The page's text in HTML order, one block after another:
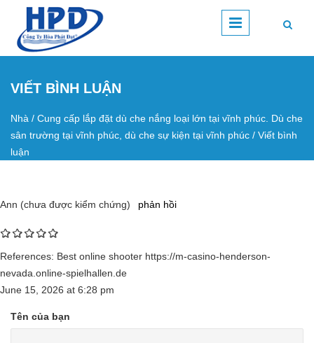
Nhảy đến nội dung
VIẾT BÌNH LUẬN
Bạn đang ở đây
Nhà / Cung cấp lắp đặt dù che nắng loại lớn tại vĩnh phúc. Dù che
sân trường tại vĩnh phúc, dù che sự kiện tại vĩnh phúc / Viết bình
luận
Ann (chưa được kiểm chứng) phản hồi
References: Best online shooter https://m-casino-henderson-
nevada.online-spielhallen.de
June 15, 2026 at 6:28 pm
Tên của bạn